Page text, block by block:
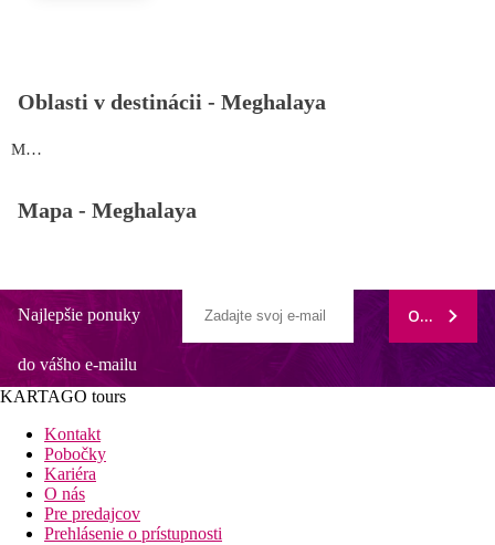
Oblasti v destinácii - Meghalaya
Meghalaya
Mapa - Meghalaya
Najlepšie ponuky
do vášho e-mailu
ODOBERAŤ
KARTAGO tours
Kontakt
Pobočky
Kariéra
O nás
Pre predajcov
Prehlásenie o prístupnosti